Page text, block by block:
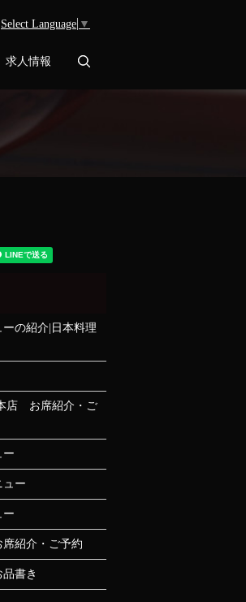
Select Language ▼
求人情報
の紹介|日本料理
店 お席紹介・ご
ー
ュー
ー
紹介・ご予約
書き